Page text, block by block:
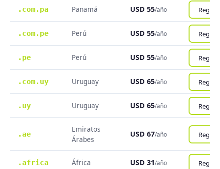
.com.pa Panamá USD 55/año
.com.pe Perú USD 55/año
.pe Perú USD 55/año
.com.uy Uruguay USD 65/año
.uy Uruguay USD 65/año
.ae
Emiratos
Árabes
USD 67/año
.africa África USD 31/año